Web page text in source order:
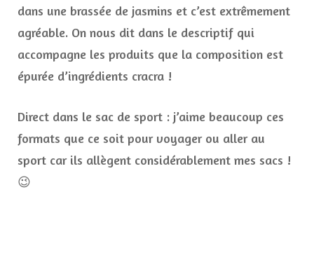
dans une brassée de jasmins et c’est extrêmement
agréable. On nous dit dans le descriptif qui
accompagne les produits que la composition est
épurée d’ingrédients cracra !
Direct dans le sac de sport : j’aime beaucoup ces
formats que ce soit pour voyager ou aller au
sport car ils allègent considérablement mes sacs !
😉